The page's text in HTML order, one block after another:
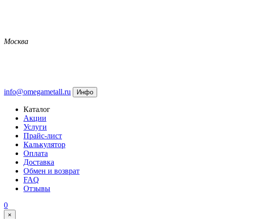
Москва
info@omegametall.ru Инфо
Каталог
Акции
Услуги
Прайс-лист
Калькулятор
Оплата
Доставка
Обмен и возврат
FAQ
Отзывы
0
×